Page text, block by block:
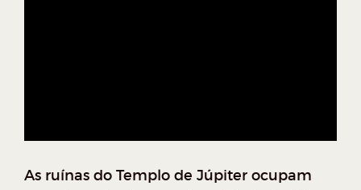
As ruínas do Templo de Júpiter ocupam